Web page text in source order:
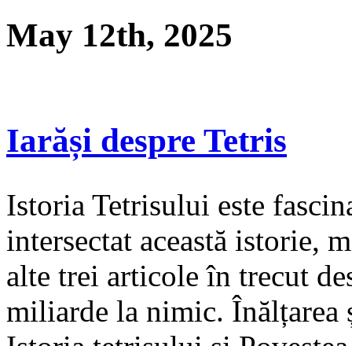
May 12th, 2025
Iarăși despre Tetris
Istoria Tetrisului este
intersectat această istorie,
alte trei articole în trecut
miliarde la nimic.